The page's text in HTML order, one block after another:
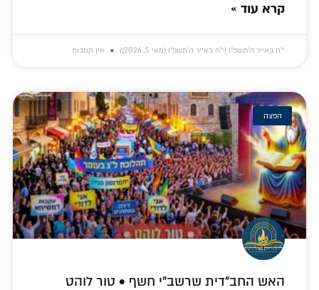
קרא עוד »
י״ח באייר ה׳תשפ״ו (י״ח באייר ה׳תשפ״ו (מאי 5, 2026)) אין תגובות
הפצה
האש החב"דית שרשב"י חשף • טור לוהט